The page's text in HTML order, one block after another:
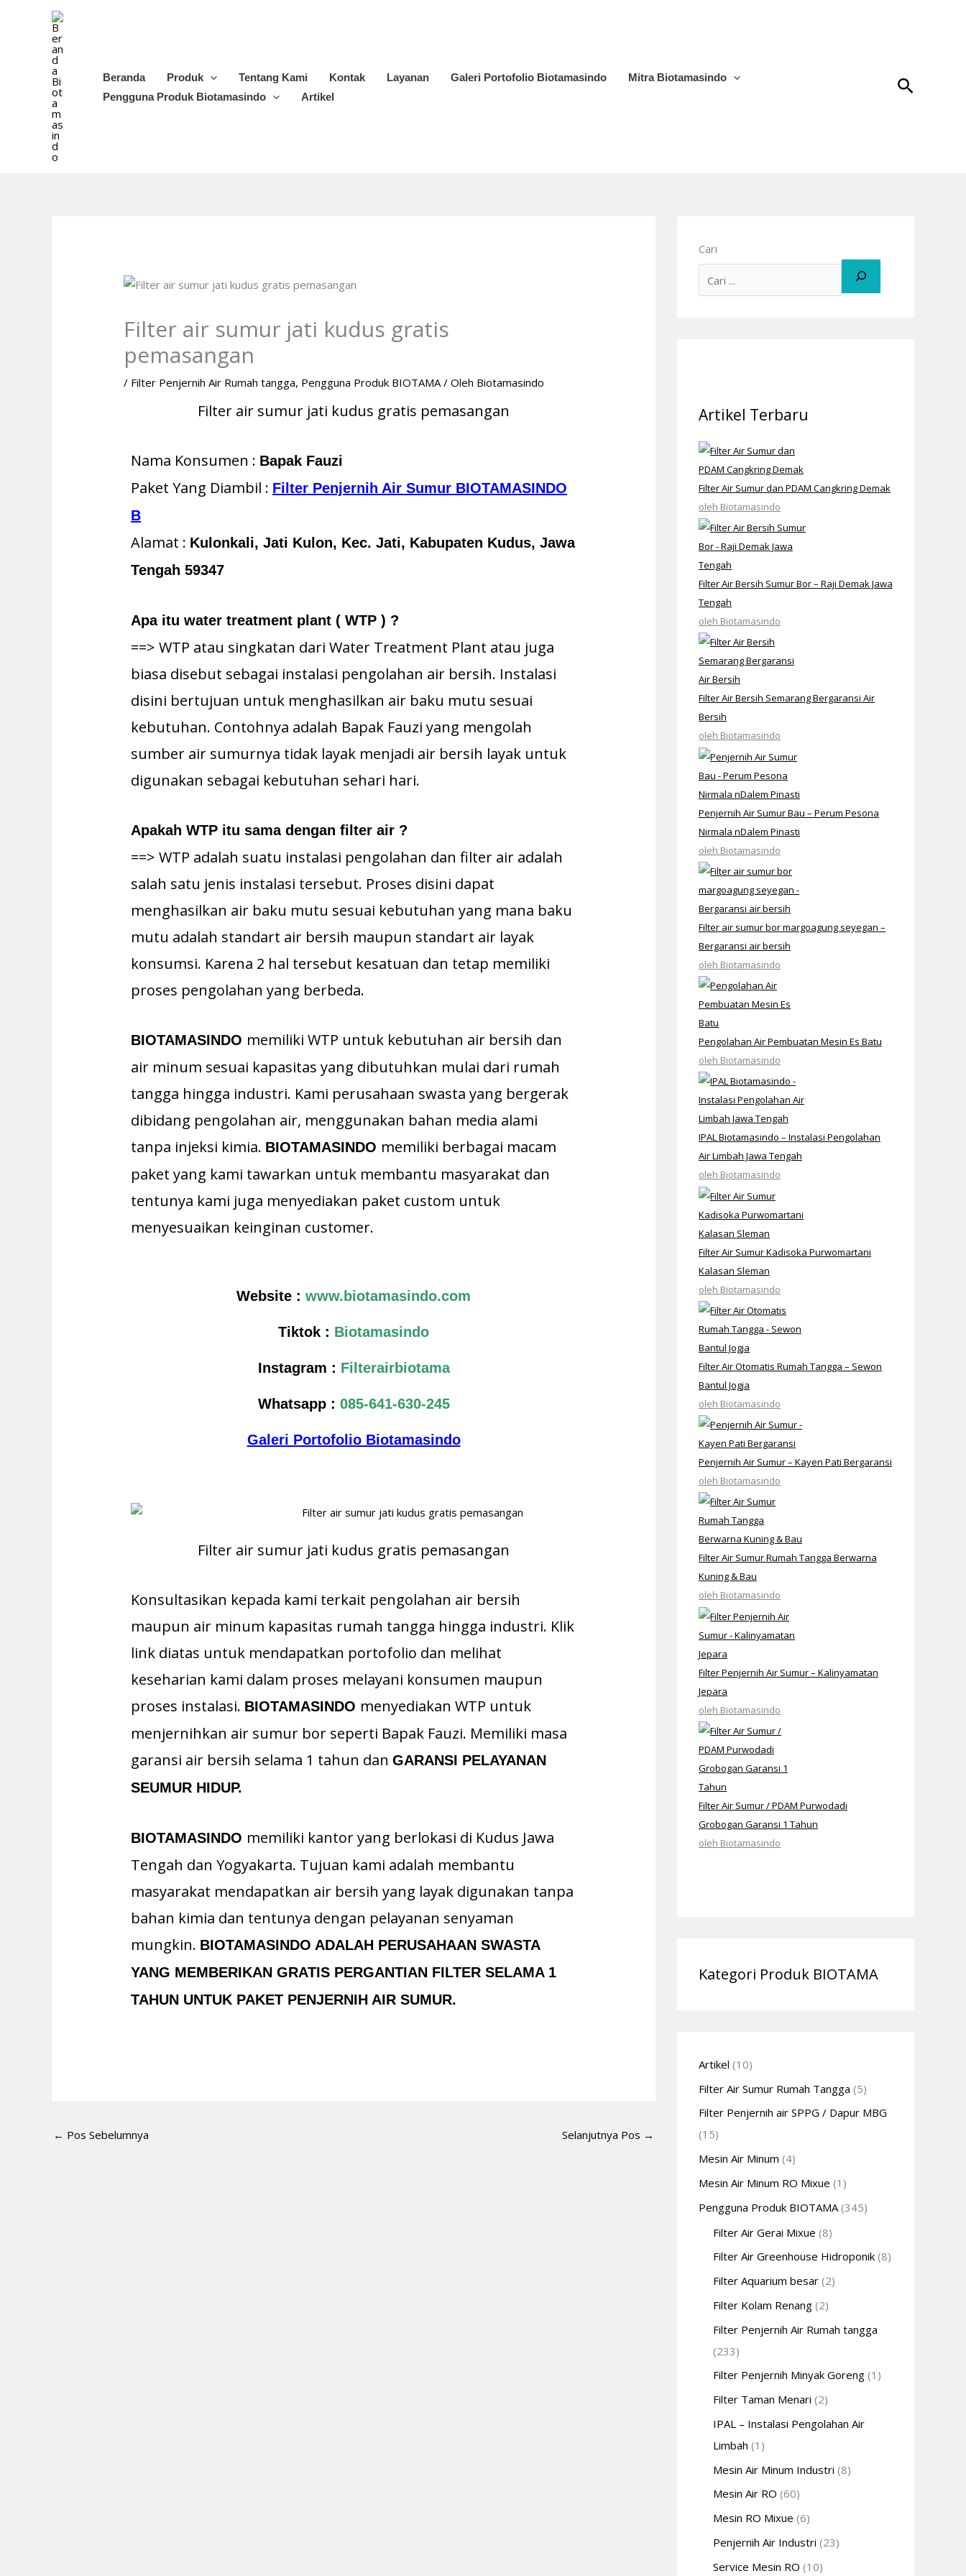
Beranda Produk Tentang Kami Kontak Layanan Galeri Portofolio Biotamasindo
Mitra Biotamasindo
Pengguna Produk Biotamasindo
Artikel Cari
Filter air sumur jati kudus gratis
pemasangan
/ Filter Penjernih Air Rumah tangga, Pengguna Produk BIOTAMA / Oleh Biotamasindo
Filter air sumur jati kudus gratis pemasangan
Nama Konsumen : Bapak Fauzi
Paket Yang Diambil : Filter Penjernih Air Sumur BIOTAMASINDO
B
Alamat : Kulonkali, Jati Kulon, Kec. Jati, Kabupaten Kudus, Jawa
Tengah 59347
Apa itu water treatment plant ( WTP ) ?
==> WTP atau singkatan dari Water Treatment Plant atau juga
biasa disebut sebagai instalasi pengolahan air bersih. Instalasi
disini bertujuan untuk menghasilkan air baku mutu sesuai
kebutuhan. Contohnya adalah Bapak Fauzi yang mengolah
sumber air sumurnya tidak layak menjadi air bersih layak untuk
digunakan sebagai kebutuhan sehari hari.
Apakah WTP itu sama dengan filter air ?
==> WTP adalah suatu instalasi pengolahan dan filter air adalah
salah satu jenis instalasi tersebut. Proses disini dapat
menghasilkan air baku mutu sesuai kebutuhan yang mana baku
mutu adalah standart air bersih maupun standart air layak
konsumsi. Karena 2 hal tersebut kesatuan dan tetap memiliki
proses pengolahan yang berbeda.
BIOTAMASINDO memiliki WTP untuk kebutuhan air bersih dan
air minum sesuai kapasitas yang dibutuhkan mulai dari rumah
tangga hingga industri. Kami perusahaan swasta yang bergerak
dibidang pengolahan air, menggunakan bahan media alami
tanpa injeksi kimia. BIOTAMASINDO memiliki berbagai macam
paket yang kami tawarkan untuk membantu masyarakat dan
tentunya kami juga menyediakan paket custom untuk
menyesuaikan keinginan customer.
Website : www.biotamasindo.com
Tiktok : Biotamasindo
Instagram : Filterairbiotama
Whatsapp : 085-641-630-245
Galeri Portofolio Biotamasindo
Filter air sumur jati kudus gratis pemasangan
Konsultasikan kepada kami terkait pengolahan air bersih
maupun air minum kapasitas rumah tangga hingga industri. Klik
link diatas untuk mendapatkan portofolio dan melihat
keseharian kami dalam proses melayani konsumen maupun
proses instalasi. BIOTAMASINDO menyediakan WTP untuk
menjernihkan air sumur bor seperti Bapak Fauzi. Memiliki masa
garansi air bersih selama 1 tahun danGARANSI PELAYANAN
SEUMUR HIDUP.
BIOTAMASINDO memiliki kantor yang berlokasi di Kudus Jawa
Tengah dan Yogyakarta. Tujuan kami adalah membantu
masyarakat mendapatkan air bersih yang layak digunakan tanpa
bahan kimia dan tentunya dengan pelayanan senyaman
mungkin. BIOTAMASINDO ADALAH PERUSAHAAN SWASTA
YANG MEMBERIKAN GRATIS PERGANTIAN FILTER SELAMA 1
TAHUN UNTUK PAKET PENJERNIH AIR SUMUR.
← Pos Sebelumnya Selanjutnya Pos →
Cari
Artikel Terbaru
Filter Air Sumur dan PDAM Cangkring Demak
oleh Biotamasindo
Filter Air Bersih Sumur Bor – Raji Demak Jawa
Tengah
oleh Biotamasindo
Filter Air Bersih Semarang Bergaransi Air
Bersih
oleh Biotamasindo
Penjernih Air Sumur Bau – Perum Pesona
Nirmala nDalem Pinasti
oleh Biotamasindo
Filter air sumur bor margoagung seyegan –
Bergaransi air bersih
oleh Biotamasindo
Pengolahan Air Pembuatan Mesin Es Batu
oleh Biotamasindo
IPAL Biotamasindo – Instalasi Pengolahan
Air Limbah Jawa Tengah
oleh Biotamasindo
Filter Air Sumur Kadisoka Purwomartani
Kalasan Sleman
oleh Biotamasindo
Filter Air Otomatis Rumah Tangga – Sewon
Bantul Jogja
oleh Biotamasindo
Penjernih Air Sumur – Kayen Pati Bergaransi
oleh Biotamasindo
Filter Air Sumur Rumah Tangga Berwarna
Kuning & Bau
oleh Biotamasindo
Filter Penjernih Air Sumur – Kalinyamatan
Jepara
oleh Biotamasindo
Filter Air Sumur / PDAM Purwodadi
Grobogan Garansi 1 Tahun
oleh Biotamasindo
Kategori Produk BIOTAMA
Artikel (10)
Filter Air Sumur Rumah Tangga (5)
Filter Penjernih air SPPG / Dapur MBG
(15)
Mesin Air Minum (4)
Mesin Air Minum RO Mixue (1)
Pengguna Produk BIOTAMA (345)
Filter Air Gerai Mixue (8)
Filter Air Greenhouse Hidroponik (8)
Filter Aquarium besar (2)
Filter Kolam Renang (2)
Filter Penjernih Air Rumah tangga
(233)
Filter Penjernih Minyak Goreng (1)
Filter Taman Menari (2)
IPAL – Instalasi Pengolahan Air
Limbah (1)
Mesin Air Minum Industri (8)
Mesin Air RO (60)
Mesin RO Mixue (6)
Penjernih Air Industri (23)
Service Mesin RO (10)